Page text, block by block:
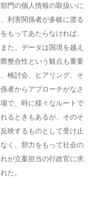
門の個人情報の取扱いに
利害関係者が多岐に渡る
もってあたらなければ、
た、データは国境を越え
整合性という観点も重要
検討会、ヒアリング、そ
者からアプローチがなさ
で、時に様々なルートで
るときもあるが、そのそ
映するものとして受け止
く、胆力をもって社会の
が立案担当の行政官に求
た。